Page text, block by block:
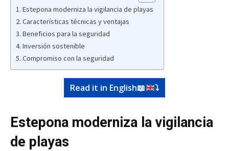
Estepona moderniza la vigilancia de playas
Características técnicas y ventajas
Beneficios para la seguridad
Inversión sostenible
Compromiso con la seguridad
Read it in English📖 ⤵️
Estepona moderniza la vigilancia
de playas